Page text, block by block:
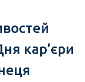
кар’єри